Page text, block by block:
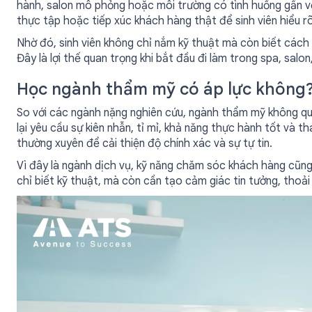
hành, salon mô phỏng hoặc môi trường có tình huống
thực tập hoặc tiếp xúc khách hàng thật để sinh viên hiểu
Nhờ đó, sinh viên không chỉ nắm kỹ thuật mà còn biết
Đây là lợi thế quan trọng khi bắt đầu đi làm trong spa,
Học ngành thẩm mỹ có áp lực
So với các ngành nặng nghiên cứu, ngành thẩm mỹ không
lại yêu cầu sự kiên nhẫn, tỉ mỉ, khả năng thực hành tốt và
thường xuyên để cải thiện độ chính xác và sự tự tin.
Vì đây là ngành dịch vụ, kỹ năng chăm sóc khách hàng
chỉ biết kỹ thuật, mà còn cần tạo cảm giác tin tưởng, thoải